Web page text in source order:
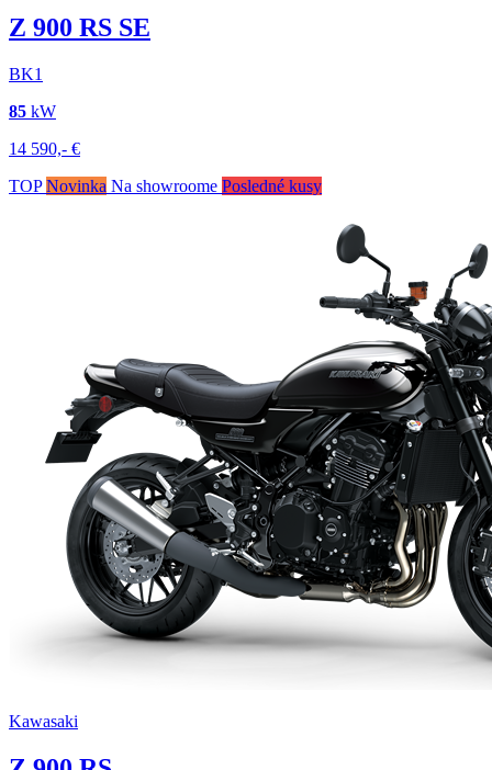
Z 900 RS SE
BK1
85 kW
14 590,- €
TOP Novinka Na showroome Posledné kusy
Kawasaki